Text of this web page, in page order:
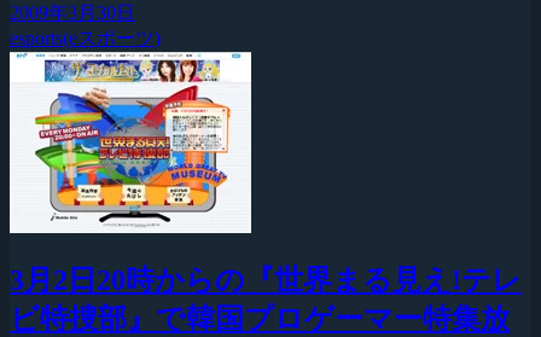
2009年3月30日
esports(eスポーツ)
3月2日20時からの『世界まる見え!テレ
ビ特捜部』で韓国プロゲーマー特集放